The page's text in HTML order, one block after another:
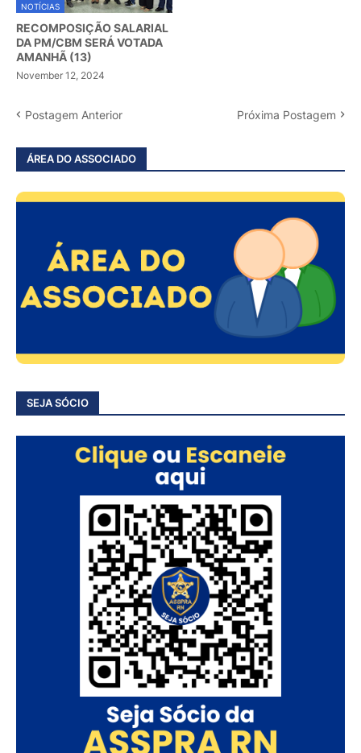
NOTÍCIAS
RECOMPOSIÇÃO SALARIAL
DA PM/CBM SERÁ VOTADA
AMANHÃ (13)
November 12, 2024
Postagem Anterior Próxima Postagem
ÁREA DO ASSOCIADO
SEJA SÓCIO